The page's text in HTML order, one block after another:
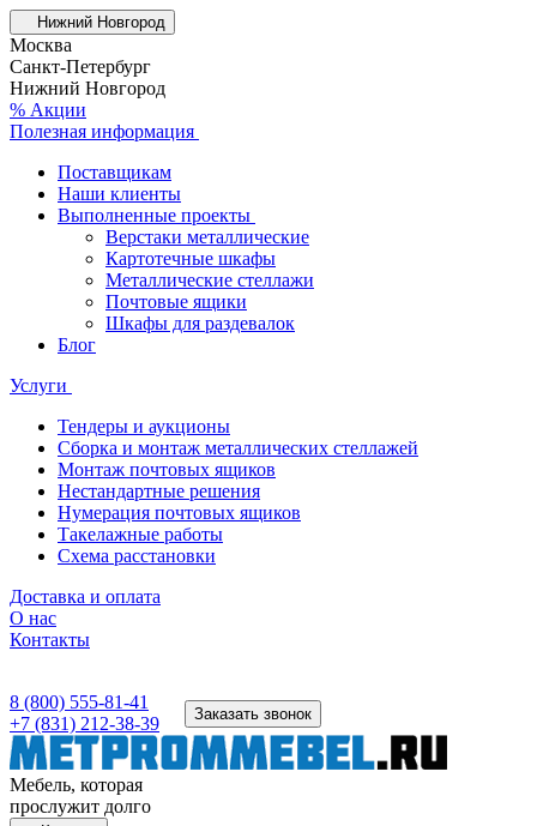
Нижний Новгород
Москва
Санкт-Петербург
Нижний Новгород
% Акции
Полезная информация
Поставщикам
Наши клиенты
Выполненные проекты
Верстаки металлические
Картотечные шкафы
Металлические стеллажи
Почтовые ящики
Шкафы для раздевалок
Блог
Услуги
Тендеры и аукционы
Сборка и монтаж металлических стеллажей
Монтаж почтовых ящиков
Нестандартные решения
Нумерация почтовых ящиков
Такелажные работы
Схема расстановки
Доставка и оплата
О нас
Контакты
8 (800) 555-81-41
+7 (831) 212-38-39
Заказать звонок
Мебель, которая
прослужит долго